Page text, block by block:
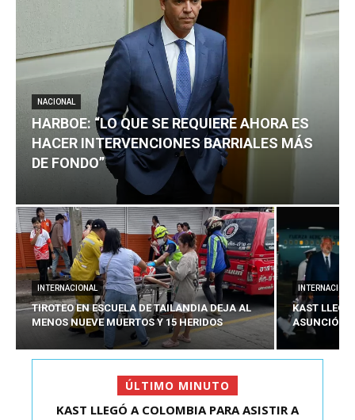
NACIONAL
HARBOE: “LO QUE SE REQUIERE AHORA ES
HACER INTERVENCIONES BARRIALES MÁS
DE FONDO”
INTERNACIONAL
TIROTEO EN ESCUELA DE TAILANDIA DEJA AL
MENOS NUEVE MUERTOS Y 15 HERIDOS
KAST
ASUNCIÓN
ÚLTIMO MINUTO
HARBOE: “LO QUE SE REQUIERE AHORA ES HACER
KAST LLEGÓ A COLOMBIA PARA ASISTIR A